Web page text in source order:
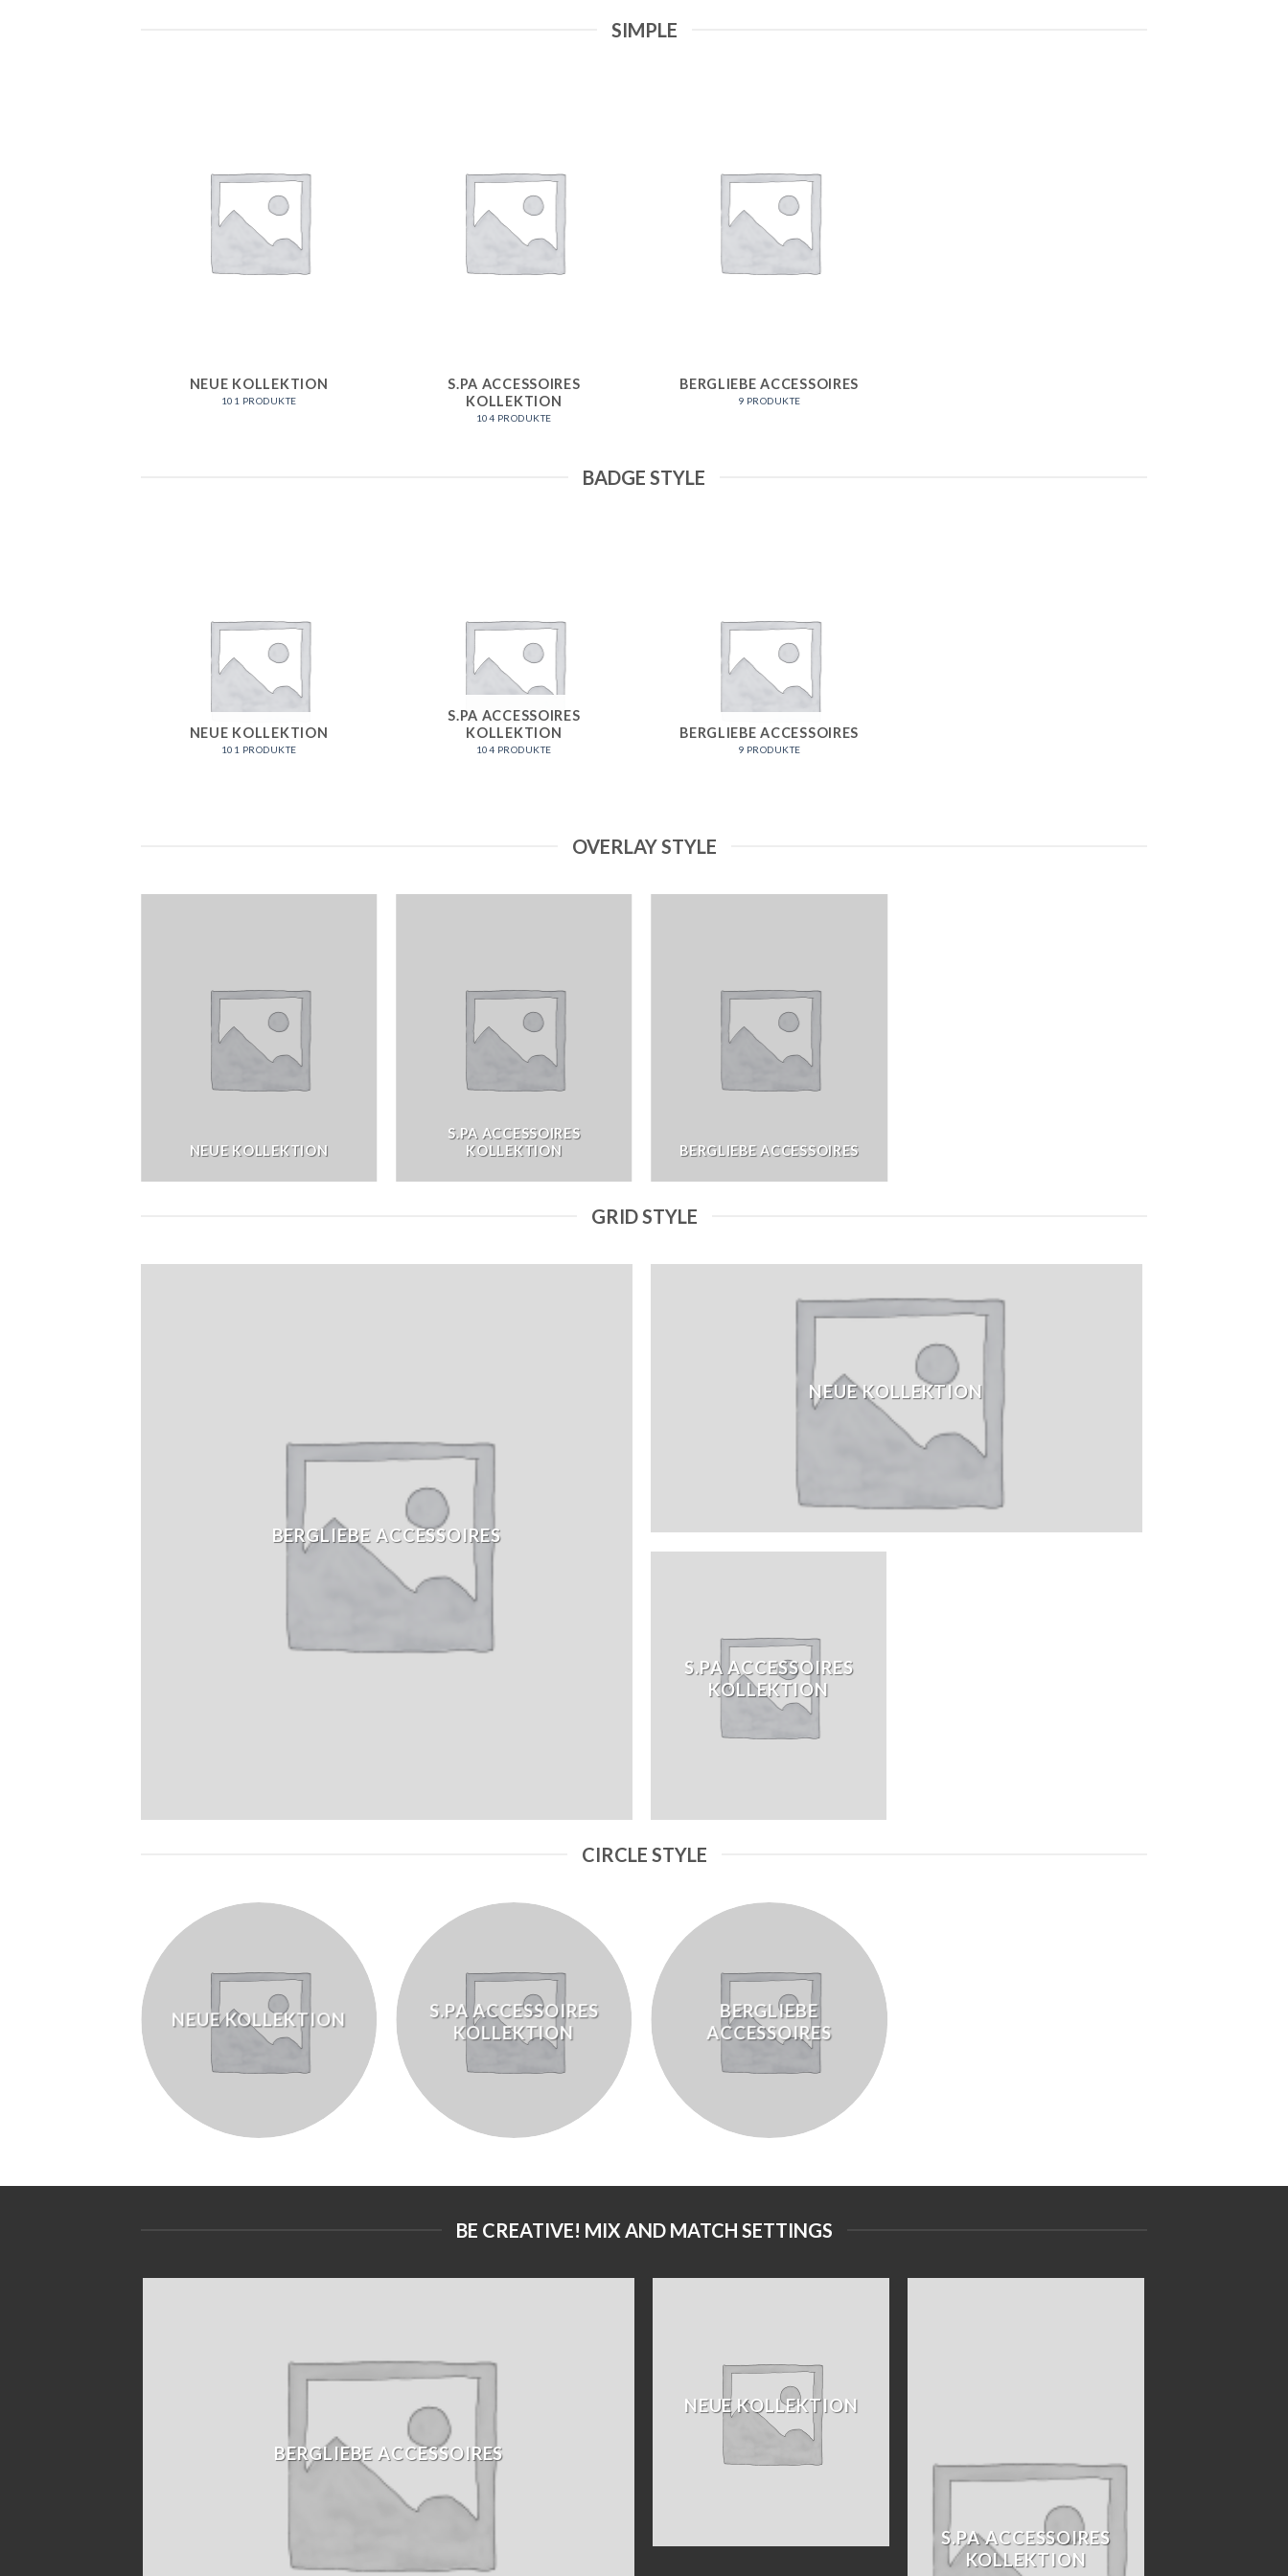
SIMPLE
NEUE KOLLEKTION
101 PRODUKTE
S.PA ACCESSOIRES
KOLLEKTION
104 PRODUKTE
BERGLIEBE ACCESSOIRES
9 PRODUKTE
BADGE STYLE
NEUE KOLLEKTION
101 PRODUKTE
S.PA ACCESSOIRES
KOLLEKTION
104 PRODUKTE
BERGLIEBE ACCESSOIRES
9 PRODUKTE
OVERLAY STYLE
NEUE KOLLEKTION
S.PA ACCESSOIRES
KOLLEKTION
BERGLIEBE ACCESSOIRES
GRID STYLE
BERGLIEBE ACCESSOIRES
NEUE KOLLEKTION
S.PA ACCESSOIRES
KOLLEKTION
CIRCLE STYLE
NEUE KOLLEKTION
S.PA ACCESSOIRES
KOLLEKTION
BERGLIEBE
ACCESSOIRES
BE CREATIVE! MIX AND MATCH SETTINGS
BERGLIEBE ACCESSOIRES
NEUE KOLLEKTION
S.PA ACCESSOIRES
KOLLEKTION